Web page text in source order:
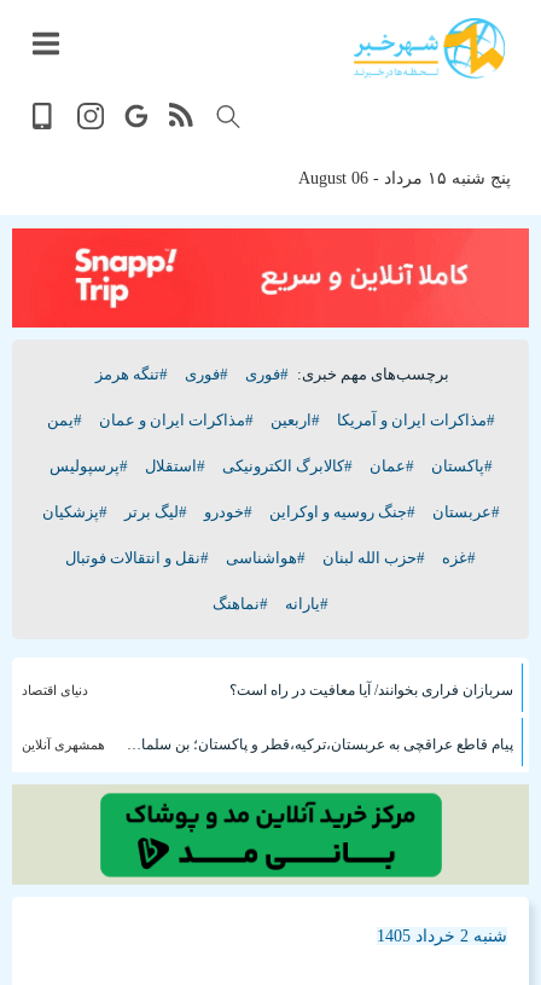
پنج شنبه ۱۵ مرداد - 06 August
پربیننده‌ترین
آخرین
پخش
داغ
سیاسی
ورزشی
اقتصادی
حوادث
گوناگون
تصویری
سلامت
جهان
فرهنگی
ویدیویی
بازار
برچسب‌های مهم خبری: #فوری #فوری #تنگه هرمز
#مذاکرات ایران و آمریکا #اربعین #مذاکرات ایران و عمان #یمن
#پاکستان #عمان #کالابرگ الکترونیکی #استقلال #پرسپولیس
#عربستان #جنگ روسیه و اوکراین #خودرو #لیگ برتر #پزشکیان
#غزه #حزب الله لبنان #هواشناسی #نقل و انتقالات فوتبال
#یارانه #نماهنگ
دنیای اقتصاد سربازان فراری بخوانند/ آیا معافیت در راه است؟
همشهری آنلاین پیام قاطع عراقچی به عربستان،‌ترکیه،‌قطر و پاکستان؛ بن سلمان فورا با ترامپ تماس گرفت | روایت رویترز در خصوص هشدار ایران
شنبه 2 خرداد 1405